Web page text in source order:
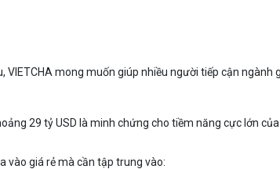
mong muốn giúp nhiều người tiếp cận ngành
29 tỷ USD là minh chứng cho tiềm năng cực lớn
vào giá rẻ mà cần tập trung vào: